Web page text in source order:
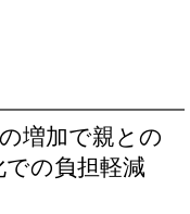
増加で親との
での負担軽減